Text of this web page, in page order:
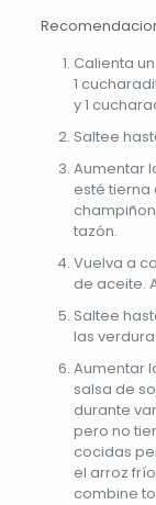
Calienta
1
y 1
Saltee
Aumentar
esté tierna
tazón.
Vuelva a
de aceite.
Saltee
las
Aumentar
salsa de
durante
pero no
cocidas
el arroz
combine